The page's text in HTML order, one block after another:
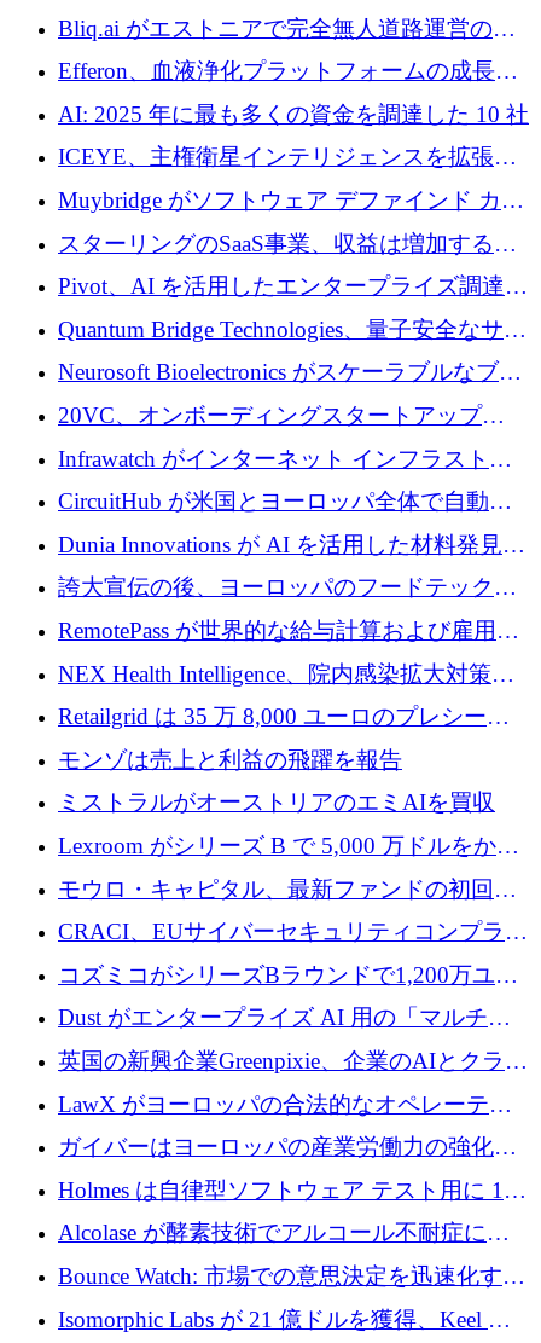
らの投資でシリーズ B を拡大
Bliq.ai がエストニアで完全無人道路運営の承
認を獲得
Efferon、血液浄化プラットフォームの成長に
250万ユーロを確保
AI: 2025 年に最も多くの資金を調達した 10 社
ICEYE、主権衛星インテリジェンスを拡張す
るために 3 億ユーロの信用枠を確保
Muybridge がソフトウェア デファインド カメ
ラ テクノロジーを拡張するためにシリーズ A
で 1,600 万ドルを調達
スターリングのSaaS事業、収益は増加するも
グループ利益は減少
Pivot、AI を活用したエンタープライズ調達プ
ラットフォームを拡大するために 4,000 万ド
ルを調達
Quantum Bridge Technologies、量子安全なサイ
バーセキュリティ インフラストラクチャの拡
Neurosoft Bioelectronics がスケーラブルなブレ
イン コンピューター インターフェイスのため
に 750 万ドルを調達
20VC、オンボーディングスタートアップ
Prelude へのシリーズ A 投資で 2,000 万ドルを
Infrawatch がインターネット インフラストラ
クチャ インテリジェンス向けに 300 万ドルの
プレシードを確保
CircuitHub が米国とヨーロッパ全体で自動電
子機器製造を拡大するために 2,800 万ドルを
Dunia Innovations が AI を活用した材料発見を
産業化するために 2 億 8,000 万ユーロのベル
リン GigaLab を発表
誇大宣伝の後、ヨーロッパのフードテックセ
クターはファンダメンタルズを中心に再構築
RemotePass が世界的な給与計算および雇用プ
ラットフォームを拡大するために 1,740 万ド
NEX Health Intelligence、院内感染拡大対策に
100万ユーロを確保
Retailgrid は 35 万 8,000 ユーロのプレシード
ラウンドで小売業のスプレッドシートをター
ゲットにしています
モンゾは売上と利益の飛躍を報告
ミストラルがオーストリアのエミAIを買収
Lexroom がシリーズ B で 5,000 万ドルをかけ
てヨーロッパ大陸法用の法律 AI を構築
モウロ・キャピタル、最新ファンドの初回ク
ローズで4億ドルを確保
CRACI、EUサイバーセキュリティコンプライ
アンスプラットフォームのために140万ユーロ
コズミコがシリーズBラウンドで1,200万ユー
ロを調達
Dust がエンタープライズ AI 用の「マルチプ
レイヤー」オペレーティング システムを構築
するシリーズ B で 4,000 万ドルを調達
英国の新興企業Greenpixie、企業のAIとクラウ
ドのエネルギー無駄を削減するために470万ポ
ンドを調達
LawX がヨーロッパの合法的なオペレーティ
ング システムを構築するために 750 万ユーロ
を調達
ガイバーはヨーロッパの産業労働力の強化に
貢献するために 140 万ユーロを獲得
Holmes は自律型ソフトウェア テスト用に 110
万ユーロのプレシードを提供して開始
Alcolase が酵素技術でアルコール不耐症に取
り組むために 150 万ユーロを調達
Bounce Watch: 市場での意思決定を迅速化する
ためのインテリジェンス層を構築する
Isomorphic Labs が 21 億ドルを獲得、Keel の